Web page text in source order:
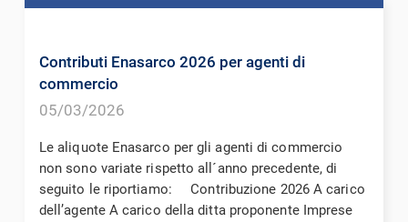
Contributi Enasarco 2026 per agenti di
commercio
05/03/2026
Le aliquote Enasarco per gli agenti di commercio
non sono variate rispetto all´anno precedente, di
seguito le riportiamo: Contribuzione 2026 A carico
dell’agente A carico della ditta proponente Imprese